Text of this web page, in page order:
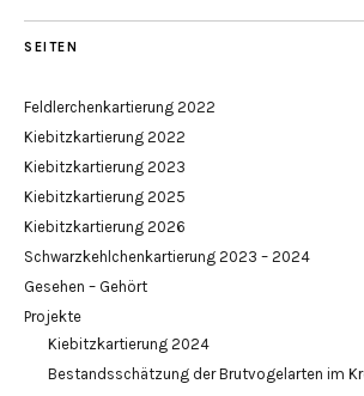
SEITEN
Feldlerchenkartierung 2022
Kiebitzkartierung 2022
Kiebitzkartierung 2023
Kiebitzkartierung 2025
Kiebitzkartierung 2026
Schwarzkehlchenkartierung 2023 – 2024
Gesehen – Gehört
Projekte
Kiebitzkartierung 2024
Bestandsschätzung der Brutvogelarten im